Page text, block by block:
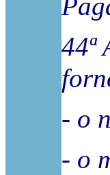
44ª
- o
- o